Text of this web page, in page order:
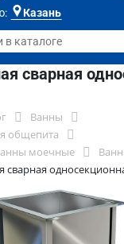
Казань
сварная
Ванны
общепита
моечные
сварная